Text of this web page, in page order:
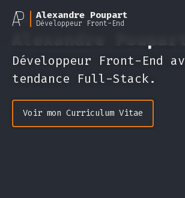
Alexandre Poupart
Développeur Front-End
Bonjour, je suis
Poupart
Développeur Front-End
tendance Full-Stack.
Voir mon Curriculum Vitae